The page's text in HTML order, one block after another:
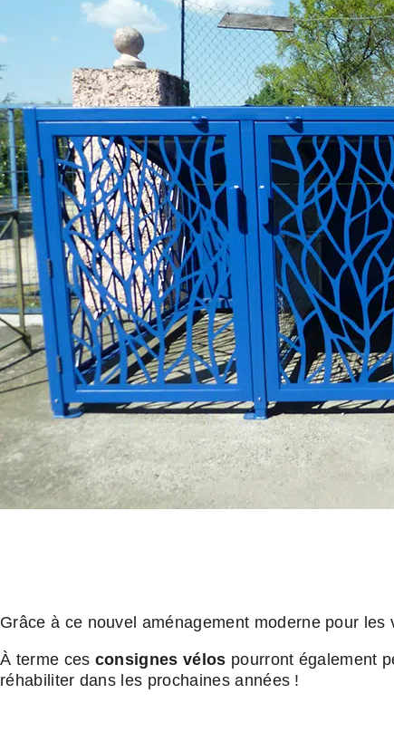
Grâce à ce nouvel aménagement moderne pour
À terme ces consignes vélos pourront également
réhabiliter dans les prochaines années !